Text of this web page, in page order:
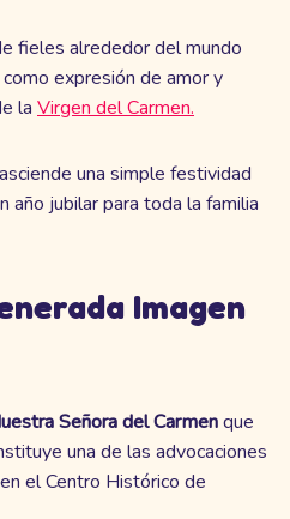
fieles alrededor del mundo
expresión de amor y
la Virgen del Carmen.
una simple festividad
año jubilar para toda la familia
Imagen
Señora del Carmenque
una de las advocaciones
el Centro Histórico de